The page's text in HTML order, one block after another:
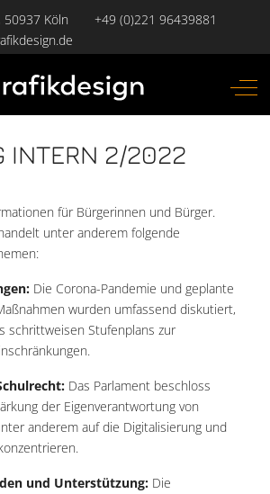
Köln
+49 (0)221 96439881
Off-
INTERN 2/2022
für Bürgerinnen und Bürger.
unter anderem folgende
Die Corona-Pandemie und geplante
wurden umfassend diskutiert,
schrittweisen Stufenplans zur
Das Parlament beschloss
der Eigenverantwortung von
anderem auf die Digitalisierung und
und Unterstützung: Die